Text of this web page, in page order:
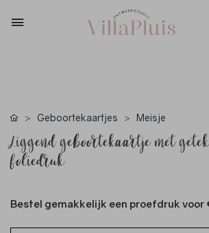
Geboortekaartjes Meisje
Liggend geboortekaartje met
foliedruk
Bestel gemakkelijk een proefdruk voor